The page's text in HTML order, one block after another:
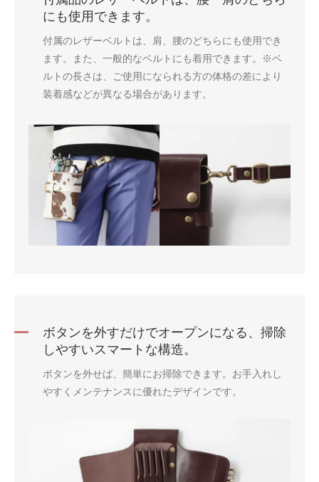
にも使用できます。
付属のレザーベルトは、肩、腰のどちらにも使用でき
ます。また、一般的なベルトにも着用できます。※ベ
ルトの長さは、ご使用になられる方の体格の差により
装着感などが異なる場合があります。
ボタンを外すだけでオープンになる、掃除
しやすいスマートな構造。
ボタンを外せば、簡単にお掃除できます。お手入れし
やすくメンテナンスに優れたデザインです。